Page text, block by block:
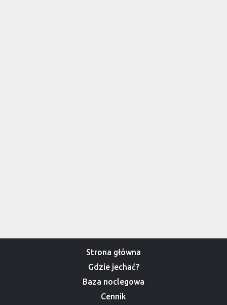
Strona główna
Gdzie jechać?
Baza noclegowa
Cennik